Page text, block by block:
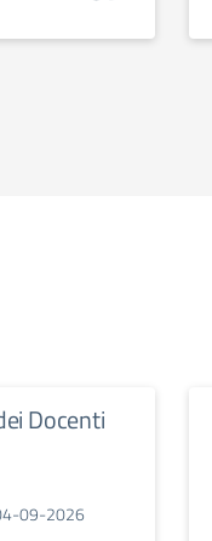
Docenti
09-2026